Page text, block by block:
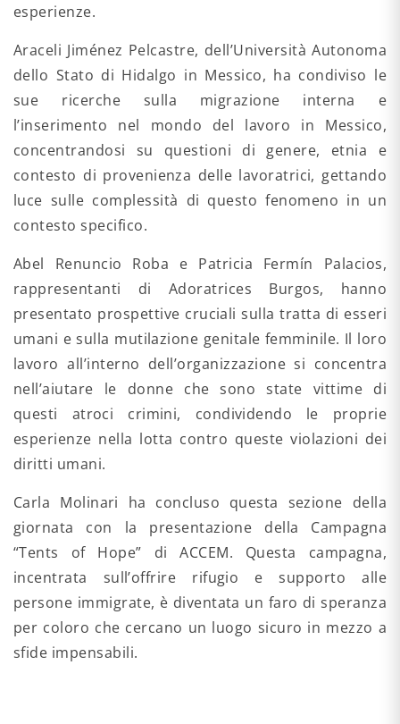
esperienze.
Araceli Jiménez Pelcastre, dell’Università Autonoma
dello Stato di Hidalgo in Messico, ha condiviso le
sue ricerche sulla migrazione interna e
l’inserimento nel mondo del lavoro in Messico,
concentrandosi su questioni di genere, etnia e
contesto di provenienza delle lavoratrici, gettando
luce sulle complessità di questo fenomeno in un
contesto specifico.
Abel Renuncio Roba e Patricia Fermín Palacios,
rappresentanti di Adoratrices Burgos, hanno
presentato prospettive cruciali sulla tratta di esseri
umani e sulla mutilazione genitale femminile. Il loro
lavoro all’interno dell’organizzazione si concentra
nell’aiutare le donne che sono state vittime di
questi atroci crimini, condividendo le proprie
esperienze nella lotta contro queste violazioni dei
diritti umani.
Carla Molinari ha concluso questa sezione della
giornata con la presentazione della Campagna
“Tents of Hope” di ACCEM. Questa campagna,
incentrata sull’offrire rifugio e supporto alle
persone immigrate, è diventata un faro di speranza
per coloro che cercano un luogo sicuro in mezzo a
sfide impensabili.